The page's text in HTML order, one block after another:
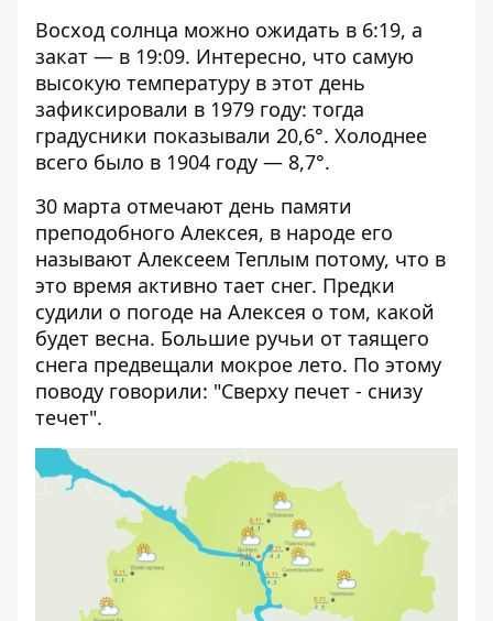
Восход солнца можно ожидать в 6:19, а
закат — в 19:09. Интересно, что самую
высокую температуру в этот день
зафиксировали в 1979 году: тогда
градусники показывали 20,6°. Холоднее
всего было в 1904 году — 8,7°.
30 марта отмечают день памяти
преподобного Алексея, в народе его
называют Алексеем Теплым потому, что в
это время активно тает снег. Предки
судили о погоде на Алексея о том, какой
будет весна. Большие ручьи от таящего
снега предвещали мокрое лето. По этому
поводу говорили: "Сверху печет - снизу
течет".